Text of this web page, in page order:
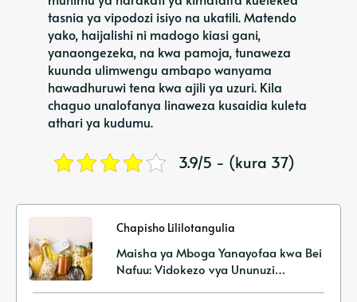
tasnia ya vipodozi isiyo na ukatili. Matendo
yako, haijalishi ni madogo kiasi gani,
yanaongezeka, na kwa pamoja, tunaweza
kuunda ulimwengu ambapo wanyama
hawadhuruwi tena kwa ajili ya uzuri. Kila
chaguo unalofanya linaweza kusaidia kuleta
athari ya kudumu.
3.9/5 - (kura 37)
Chapisho Lililotangulia
Maisha ya Mboga Yanayofaa kwa Bei
Nafuu: Vidokezo vya Ununuzi